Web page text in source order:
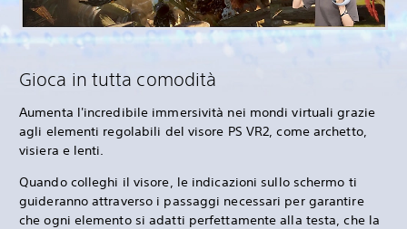
Gioca in tutta comodità
Aumenta l'incredibile immersività nei mondi virtuali grazie
agli elementi regolabili del visore PS VR2, come archetto,
visiera e lenti.
Quando colleghi il visore, le indicazioni sullo schermo ti
guideranno attraverso i passaggi necessari per garantire
che ogni elemento si adatti perfettamente alla testa, che la